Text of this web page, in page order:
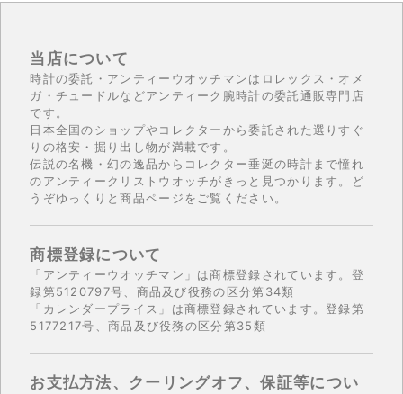
当店について
時計の委託・アンティーウオッチマンはロレックス・オメ
ガ・チュードルなどアンティーク腕時計の委託通販専門店
です。
日本全国のショップやコレクターから委託された選りすぐ
りの格安・掘り出し物が満載です。
伝説の名機・幻の逸品からコレクター垂涎の時計まで憧れ
のアンティークリストウオッチがきっと見つかります。ど
うぞゆっくりと商品ページをご覧ください。
商標登録について
「アンティーウオッチマン」は商標登録されています。登
録第5120797号、商品及び役務の区分第34類
「カレンダープライス」は商標登録されています。登録第
5177217号、商品及び役務の区分第35類
お支払方法、クーリングオフ、保証等につい